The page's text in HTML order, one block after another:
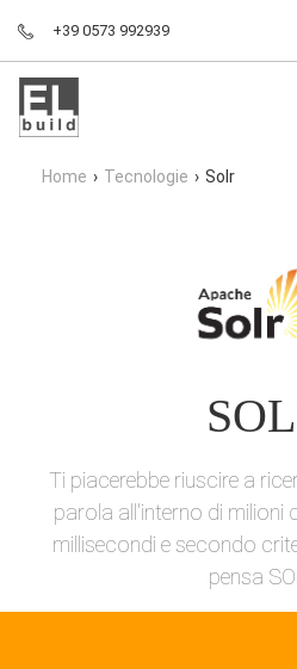
+39 0573 992939
Home › Tecnologie › Solr
Ti piacerebbe riuscire a
parola all'interno di milioni
millisecondi e secondo
pensa